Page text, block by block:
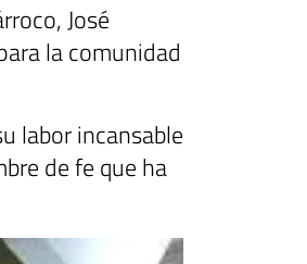
José
la comunidad
labor incansable
de fe que ha